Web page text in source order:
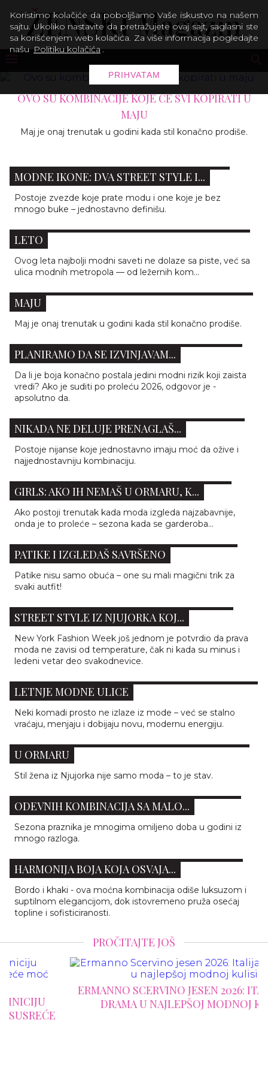
OVO SU KOMBINACIJE KOJE ĆE SVI KOPIRATI U
MAJU
Maj je onaj trenutak u godini kada stil konačno prodiše.
MODNE IKONE: DVA STREET STYLE I...
Postoje zvezde koje prate modu i one koje je bez
mnogo buke – jednostavno definišu.
LETO
Ovog leta najbolji modni saveti ne dolaze sa piste, već sa
ulica modnih metropola — od ležernih kom...
MAJU
Maj je onaj trenutak u godini kada stil konačno prodiše.
PLANIRAMO DA SE IZVINJAVAM...
Da li je boja konačno postala jedini modni rizik koji zaista
vredi? Ako je suditi po proleću 2026, odgovor je -
apsolutno da.
NIKADA NE DELUJE PRENAGLAŠ...
Postoje nijanse koje jednostavno imaju moć da ožive i
najjednostavniju kombinaciju.
GIRLS: AKO IH NEMAŠ U ORMARU, K...
Ako postoji trenutak kada moda izgleda najzabavnije,
onda je to proleće – sezona kada se garderoba...
PATIKE I IZGLEDAŠ SAVRŠENO
Patike nisu samo obuća – one su mali magični trik za
svaki autfit!
STREET STYLE IZ NJUJORKA KOJ...
New York Fashion Week još jednom je potvrdio da prava
moda ne zavisi od temperature, čak ni kada su minus i
ledeni vetar deo svakodnevice.
LETNJE MODNE ULICE
Neki komadi prosto ne izlaze iz mode – već se stalno
vraćaju, menjaju i dobijaju novu, modernu energiju.
U ORMARU
Stil žena iz Njujorka nije samo moda – to je stav.
ODEVNIH KOMBINACIJA SA MALO...
Sezona praznika je mnogima omiljeno doba u godini iz
mnogo razloga.
HARMONIJA BOJA KOJA OSVAJA...
Bordo i khaki - ova moćna kombinacija odiše luksuzom i
suptilnom elegancijom, dok istovremeno pruža osećaj
topline i sofisticiranosti.
PROČITAJTE JOŠ
ERMANNO SCERVINO JESEN 2026: ITALIJANSKA
DRAMA U NAJLEPŠOJ MODNOJ KULISI
Koristimo kolačiće da poboljšamo Vaše iskustvo na našem
sajtu. Ukoliko nastavite da pretražujete ovaj sajt, saglasni ste
sa korišćenjem web kolačića. Za više informacija pogledajte
našu Politiku kolačića .
PRIHVATAM